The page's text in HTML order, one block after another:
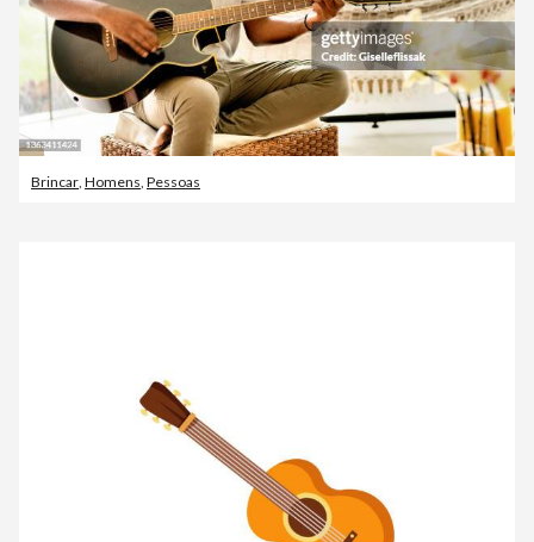
Brincar, Homens, Pessoas